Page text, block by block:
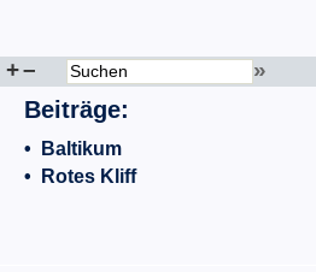
+– »
Beiträge:
•
Baltikum
•
Rotes Kliff